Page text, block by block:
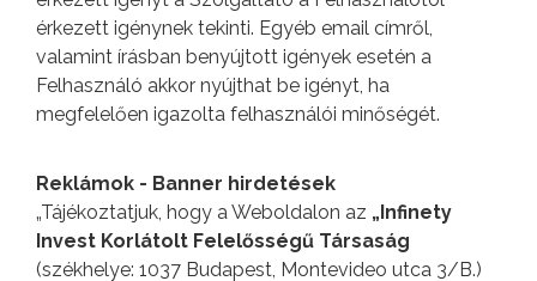
érkezett igénynek tekinti. Egyéb email címről,
valamint írásban benyújtott igények esetén a
Felhasználó akkor nyújthat be igényt, ha
megfelelően igazolta felhasználói minőségét.
Reklámok - Banner hirdetések
„Tájékoztatjuk, hogy a Weboldalon az „Infinety
Invest Korlátolt Felelősségű Társaság
(székhelye: 1037 Budapest, Montevideo utca 3/B.)